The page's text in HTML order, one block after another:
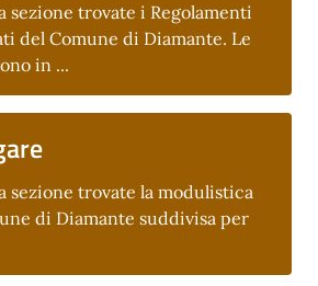
sezione trovate i Regolamenti
del Comune di Diamante. Le
in ...
sezione trovate la modulistica
di Diamante suddivisa per